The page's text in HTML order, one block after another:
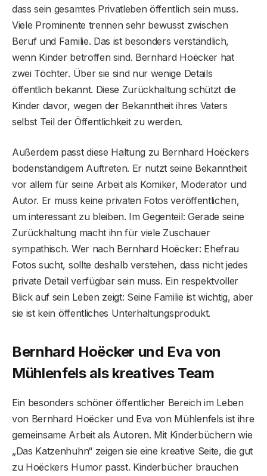
dass sein gesamtes Privatleben öffentlich sein muss.
Viele Prominente trennen sehr bewusst zwischen
Beruf und Familie. Das ist besonders verständlich,
wenn Kinder betroffen sind. Bernhard Hoëcker hat
zwei Töchter. Über sie sind nur wenige Details
öffentlich bekannt. Diese Zurückhaltung schützt die
Kinder davor, wegen der Bekanntheit ihres Vaters
selbst Teil der Öffentlichkeit zu werden.
Außerdem passt diese Haltung zu Bernhard Hoëckers
bodenständigem Auftreten. Er nutzt seine Bekanntheit
vor allem für seine Arbeit als Komiker, Moderator und
Autor. Er muss keine privaten Fotos veröffentlichen,
um interessant zu bleiben. Im Gegenteil: Gerade seine
Zurückhaltung macht ihn für viele Zuschauer
sympathisch. Wer nach Bernhard Hoëcker: Ehefrau
Fotos sucht, sollte deshalb verstehen, dass nicht jedes
private Detail verfügbar sein muss. Ein respektvoller
Blick auf sein Leben zeigt: Seine Familie ist wichtig, aber
sie ist kein öffentliches Unterhaltungsprodukt.
Bernhard Hoëcker und Eva von
Mühlenfels als kreatives Team
Ein besonders schöner öffentlicher Bereich im Leben
von Bernhard Hoëcker und Eva von Mühlenfels ist ihre
gemeinsame Arbeit als Autoren. Mit Kinderbüchern wie
„Das Katzenhuhn“ zeigen sie eine kreative Seite, die gut
zu Hoëckers Humor passt. Kinderbücher brauchen